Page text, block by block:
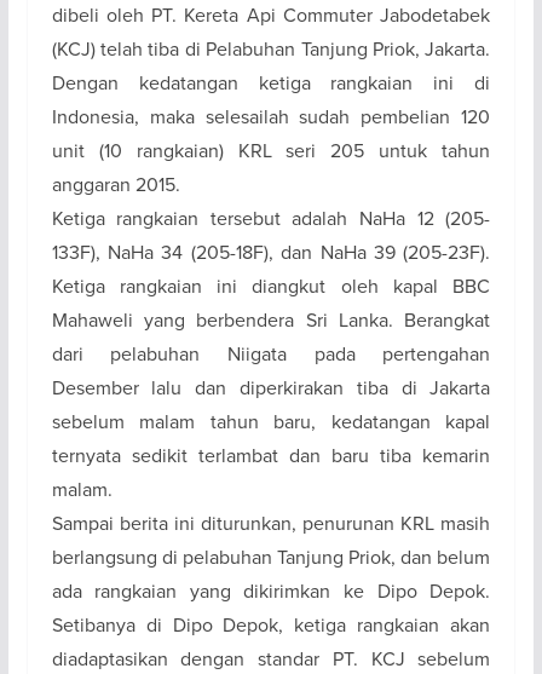
dibeli oleh PT. Kereta Api Commuter Jabodetabek
(KCJ) telah tiba di Pelabuhan Tanjung Priok, Jakarta.
Dengan kedatangan ketiga rangkaian ini di
Indonesia, maka selesailah sudah pembelian 120
unit (10 rangkaian) KRL seri 205 untuk tahun
anggaran 2015.
Ketiga rangkaian tersebut adalah NaHa 12 (205-
133F), NaHa 34 (205-18F), dan NaHa 39 (205-23F).
Ketiga rangkaian ini diangkut oleh kapal BBC
Mahaweli yang berbendera Sri Lanka. Berangkat
dari pelabuhan Niigata pada pertengahan
Desember lalu dan diperkirakan tiba di Jakarta
sebelum malam tahun baru, kedatangan kapal
ternyata sedikit terlambat dan baru tiba kemarin
malam.
Sampai berita ini diturunkan, penurunan KRL masih
berlangsung di pelabuhan Tanjung Priok, dan belum
ada rangkaian yang dikirimkan ke Dipo Depok.
Setibanya di Dipo Depok, ketiga rangkaian akan
diadaptasikan dengan standar PT. KCJ sebelum